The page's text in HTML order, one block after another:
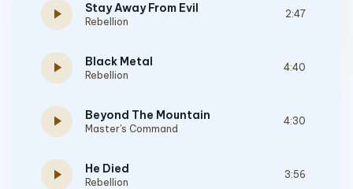
play_arrow Stay Away From Evil
Rebellion
2:47
play_arrow Black Metal
Rebellion
4:40
play_arrow Beyond The Mountain
Master's Command
4:30
play_arrow He Died
Rebellion
3:56